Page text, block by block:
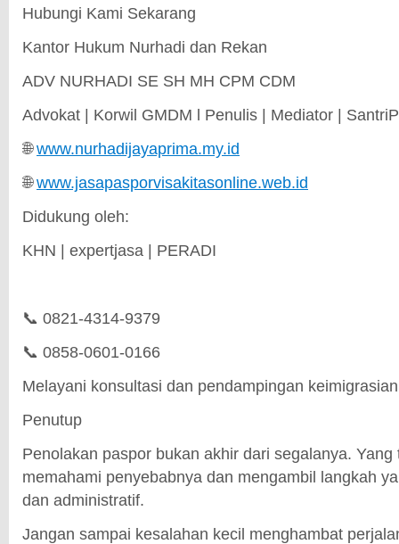
Hubungi Kami Sekarang
Kantor Hukum Nurhadi dan Rekan
ADV NURHADI SE SH MH CPM CDM
Advokat | Korwil GMDM l Penulis | Mediator |
🌐www.nurhadijayaprima.my.id
🌐www.jasapasporvisakitasonline.web.id
Didukung oleh:
KHN | expertjasa | PERADI
📞 0821-4314-9379
📞 0858-0601-0166
Melayani konsultasi dan pendampingan
Penutup
Penolakan paspor bukan akhir dari segalanya.
memahami penyebabnya dan mengambil langkah
dan administratif.
Jangan sampai kesalahan kecil menghambat